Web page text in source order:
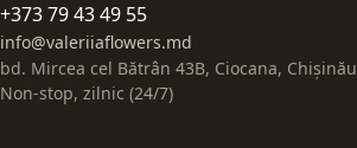
+373 79 43 49 55
info@valeriiaflowers.md
bd. Mircea cel Bătrân 43B, Ciocana, Chișinău
Non-stop, zilnic (24/7)